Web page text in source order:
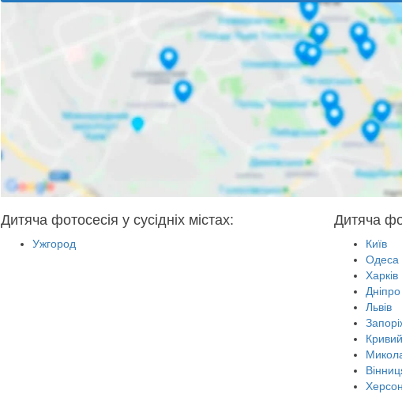
Дитяча фотосесія у сусідніх містах:
Ужгород
Дитяча
Київ
Одеса
Харків
Дніпро
Львів
Кривий
Херсон